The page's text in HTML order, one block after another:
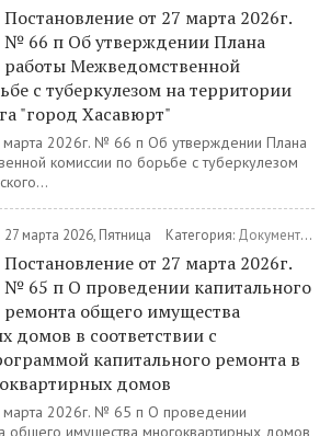
Постановление от 27 марта 2026г.
№ 66 п Об утверждении Плана
работы Межведомственной
с туберкулезом на территории
"город Хасавюрт"
марта 2026г. № 66 п Об утверждении Плана
комиссии по борьбе с туберкулезом
27 марта 2026, Пятница Категория: Документы /
Постановление от 27 марта 2026г.
№ 65 п О проведении капитального
ремонта общего имущества
домов в соответствии с
капитального ремонта в
домов
марта 2026г. № 65 п О проведении
общего имущества многоквартирных домов